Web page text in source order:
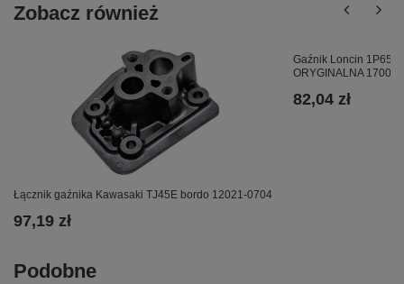
Zobacz również
Łącznik gaźnika Kawasaki TJ45E bordo 12021-0704
97,19 zł
Gaźnik Loncin
ORYGINALNA
82,04 zł
Podobne